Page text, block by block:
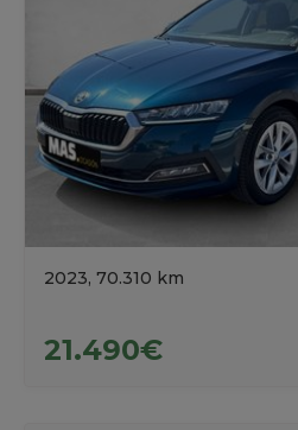
2023, 70.310 km
21.490€